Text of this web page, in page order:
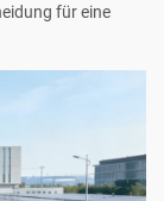
für eine